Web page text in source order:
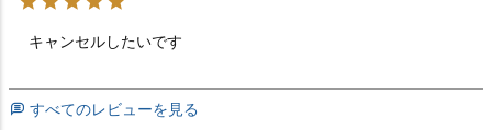
キャンセルしたいです
すべてのレビューを見る